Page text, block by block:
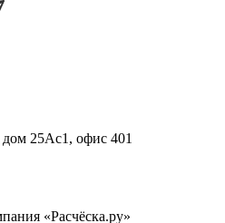
25Аc1, офис 401
«Расчёска.ру»